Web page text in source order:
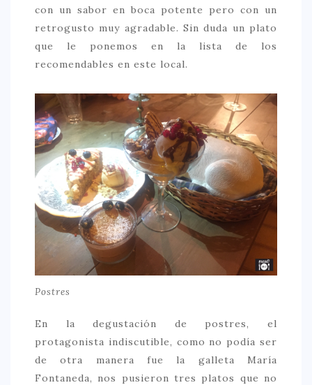
con un sabor en boca potente pero con un
retrogusto muy agradable. Sin duda un plato
que le ponemos en la lista de los
recomendables en este local.
Postres
En la degustación de postres, el
protagonista indiscutible, como no podía ser
de otra manera fue la galleta María
Fontaneda, nos pusieron tres platos que no